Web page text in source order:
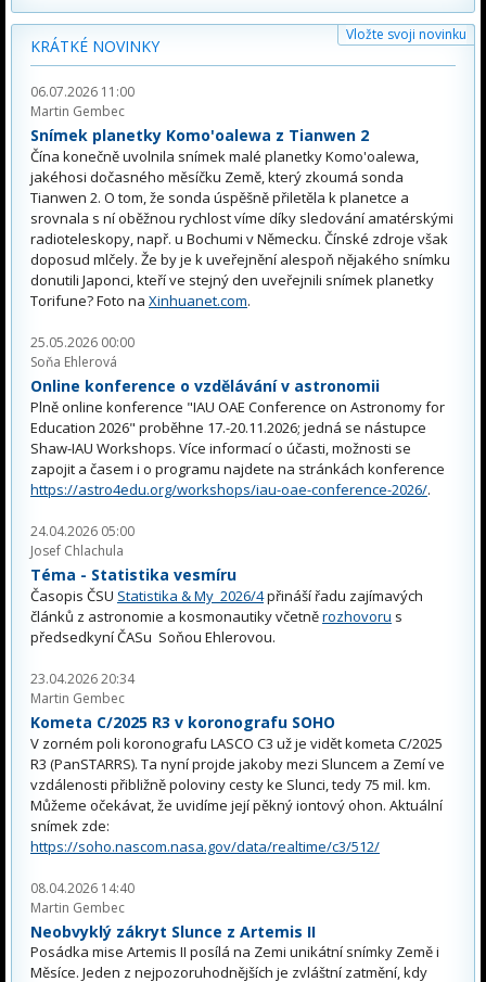
Vložte svoji novinku
KRÁTKÉ NOVINKY
06.07.2026 11:00
Martin Gembec
Snímek planetky Komo'oalewa z Tianwen 2
Čína konečně uvolnila snímek malé planetky Komo'oalewa,
jakéhosi dočasného měsíčku Země, který zkoumá sonda
Tianwen 2. O tom, že sonda úspěšně přiletěla k planetce a
srovnala s ní oběžnou rychlost víme díky sledování amatérskými
radioteleskopy, např. u Bochumi v Německu. Čínské zdroje však
doposud mlčely. Že by je k uveřejnění alespoň nějakého snímku
donutili Japonci, kteří ve stejný den uveřejnili snímek planetky
Torifune? Foto na Xinhuanet.com.
25.05.2026 00:00
Soňa Ehlerová
Online konference o vzdělávání v astronomii
Plně online konference "IAU OAE Conference on Astronomy for
Education 2026" proběhne 17.-20.11.2026; jedná se nástupce
Shaw-IAU Workshops. Více informací o účasti, možnosti se
zapojit a časem i o programu najdete na stránkách konference
https://astro4edu.org/workshops/iau-oae-conference-2026/.
24.04.2026 05:00
Josef Chlachula
Téma - Statistika vesmíru
Časopis ČSU Statistika & My 2026/4přináší řadu zajímavých
článků z astronomie a kosmonautiky včetněrozhovoru s
předsedkyní ČASu Soňou Ehlerovou.
23.04.2026 20:34
Martin Gembec
Kometa C/2025 R3 v koronografu SOHO
V zorném poli koronografu LASCO C3 už je vidět kometa C/2025
R3 (PanSTARRS). Ta nyní projde jakoby mezi Sluncem a Zemí ve
vzdálenosti přibližně poloviny cesty ke Slunci, tedy 75 mil. km.
Můžeme očekávat, že uvidíme její pěkný iontový ohon. Aktuální
snímek zde:
https://soho.nascom.nasa.gov/data/realtime/c3/512/
08.04.2026 14:40
Martin Gembec
Neobvyklý zákryt Slunce z Artemis II
Posádka mise Artemis II posílá na Zemi unikátní snímky Země i
Měsíce. Jeden z nejpozoruhodnějších je zvláštní zatmění, kdy